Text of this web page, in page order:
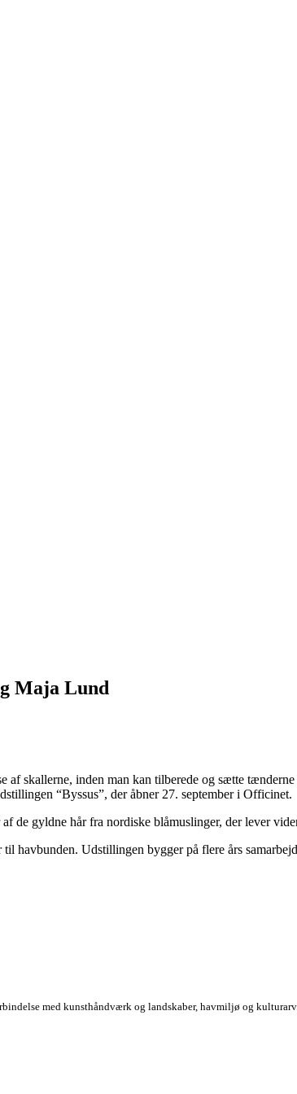
Maja Lund
af skallerne, inden man kan tilberede og sætte
“Byssus”, der åbner 27. september i Officinet.
gyldne hår fra nordiske blåmuslinger, der lever
havbunden. Udstillingen bygger på flere års
med kunsthåndværk og landskaber, havmiljø og kulturarv.